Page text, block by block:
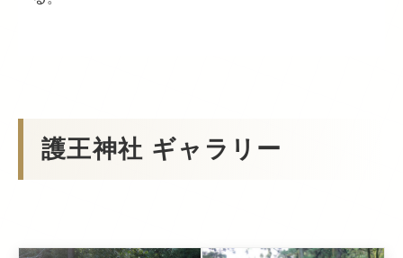
護王神社 ギャラリー